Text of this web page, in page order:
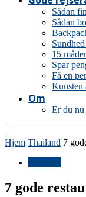
Sådan
Sådan
15
Spar
Få en
Kunsten
Om
Er du nu
Hjem Thailand 7
7 gode